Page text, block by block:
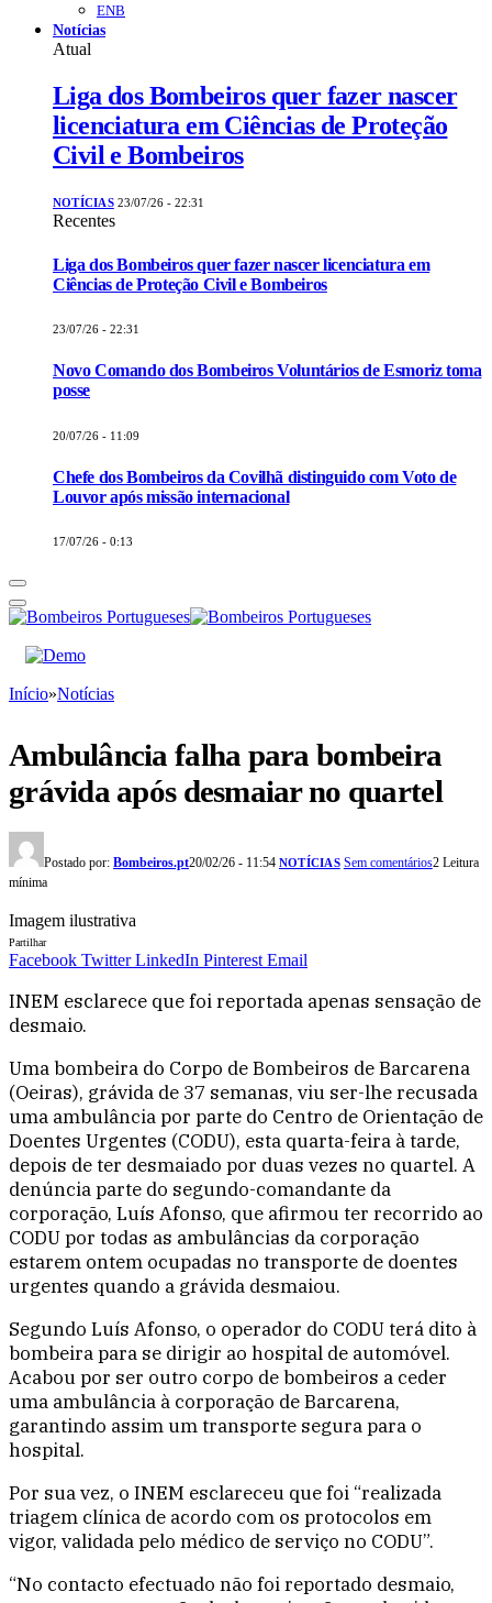
ENB
Notícias
Atual
Liga dos Bombeiros quer fazer nascer
licenciatura em Ciências de Proteção
Civil e Bombeiros
NOTÍCIAS 23/07/26 - 22:31
Recentes
Liga dos Bombeiros quer fazer nascer licenciatura em
Ciências de Proteção Civil e Bombeiros
23/07/26 - 22:31
Novo Comando dos Bombeiros Voluntários de Esmoriz toma
posse
20/07/26 - 11:09
Chefe dos Bombeiros da Covilhã distinguido com Voto de
Louvor após missão internacional
17/07/26 - 0:13
Início»Notícias
Ambulância falha para bombeira
grávida após desmaiar no quartel
Postado por: Bombeiros.pt20/02/26 - 11:54 NOTÍCIAS Sem comentários2 Leitura
mínima
Imagem ilustrativa
Partilhar
Facebook Twitter LinkedIn Pinterest Email
INEM esclarece que foi reportada apenas sensação de
desmaio.
Uma bombeira do Corpo de Bombeiros de Barcarena
(Oeiras), grávida de 37 semanas, viu ser-lhe recusada
uma ambulância por parte do Centro de Orientação de
Doentes Urgentes (CODU), esta quarta-feira à tarde,
depois de ter desmaiado por duas vezes no quartel. A
denúncia parte do segundo-comandante da
corporação, Luís Afonso, que afirmou ter recorrido ao
CODU por todas as ambulâncias da corporação
estarem ontem ocupadas no transporte de doentes
urgentes quando a grávida desmaiou.
Segundo Luís Afonso, o operador do CODU terá dito à
bombeira para se dirigir ao hospital de automóvel.
Acabou por ser outro corpo de bombeiros a ceder
uma ambulância à corporação de Barcarena,
garantindo assim um transporte segura para o
hospital.
Por sua vez, o INEM esclareceu que foi “realizada
triagem clínica de acordo com os protocolos em
vigor, validada pelo médico de serviço no CODU”.
“No contacto efectuado não foi reportado desmaio,